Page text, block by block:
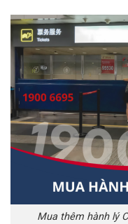
Mua thêm hành lý